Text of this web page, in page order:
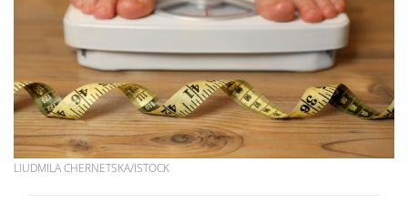
LIUDMILA CHERNETSKA/ISTOCK